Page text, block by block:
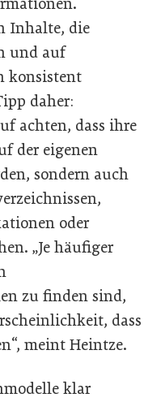
Inhalte, die
und auf
konsistent
daher:
achten, dass ihre
der eigenen
sondern auch
oder
„Je häufiger
zu finden sind,
dass
meint Heintze.
klar